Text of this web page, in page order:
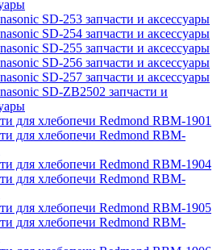
SD-253 запчасти и аксессуары
SD-254 запчасти и аксессуары
SD-255 запчасти и аксессуары
SD-256 запчасти и аксессуары
SD-257 запчасти и аксессуары
SD-ZB2502 запчасти и
для хлебопечи Redmond RBM-1901
для хлебопечи Redmond RBM-
для хлебопечи Redmond RBM-1904
для хлебопечи Redmond RBM-
для хлебопечи Redmond RBM-1905
для хлебопечи Redmond RBM-